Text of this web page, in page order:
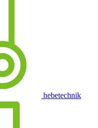
hebetechnik